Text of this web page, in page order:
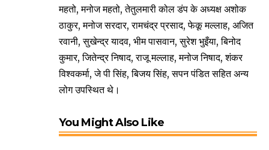
महतो, मनोज महतो, तेतुलमारी कोल डंप के अध्यक्ष अशोक
ठाकुर, मनोज सरदार, रामचंद्र प्रसाद, फेकू मल्लाह, अजित
रवानी, सुखेन्द्र यादव, भीम पासवान, सुरेश भुइँया, बिनोद
कुमार, जितेन्द्र निषाद, राजू मल्लाह, मनोज निषाद, शंकर
विश्वकर्मा, जे पी सिंह, बिजय सिंह, सपन पंडित सहित अन्य
लोग उपस्थित थे।
You Might Also Like